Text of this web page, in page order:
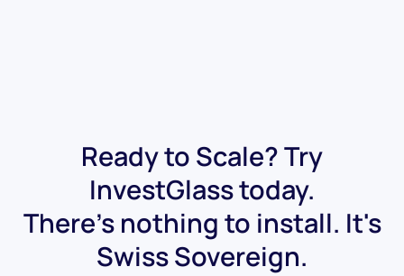
Ready to Scale? Try
InvestGlass today.
There's nothing to install. It's
Swiss Sovereign.